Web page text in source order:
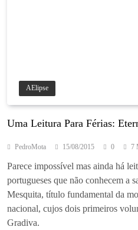
AElipse
Uma Leitura Para Férias:
PedroMota 15/08/2015 0 7
Parece impossível mas ainda há
portugueses que não conhecem a
Mesquita, título fundamental da
nacional, cujos dois primeiros
Gradiva.